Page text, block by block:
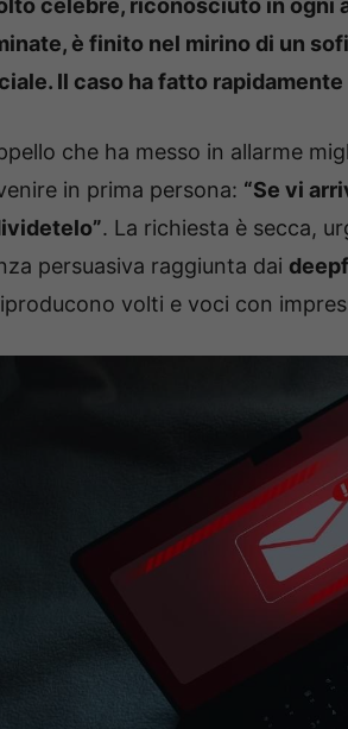
celebre, riconosciuto in ogni
è finito nel mirino di un
Il caso ha fatto
che ha messo in allarme
in prima persona: “Se vi
. La richiesta è secca,
persuasiva raggiunta dai
volti e voci con